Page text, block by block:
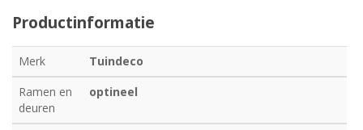
Productinformatie
Merk
Tuindeco
Ramen en
deuren
optineel